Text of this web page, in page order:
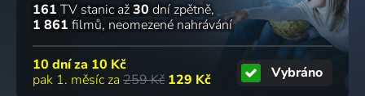
161 TV stanic až30 dní zpětně
1 861 filmů neomezené nahrávání
10 dní za 10 Kč
pak 1. měsíc za 259 Kč 129 Kč Vybráno